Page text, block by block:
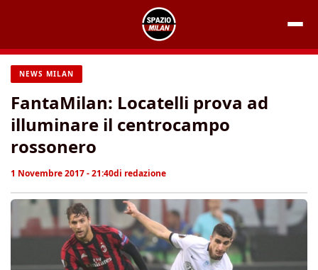
contenuto
NEWS MILAN
FantaMilan: Locatelli prova ad
illuminare il centrocampo
rossonero
1 Novembre 2017 - 21:40di redazione